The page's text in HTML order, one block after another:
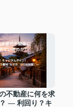
不動産に何を求
― 利回り？キ